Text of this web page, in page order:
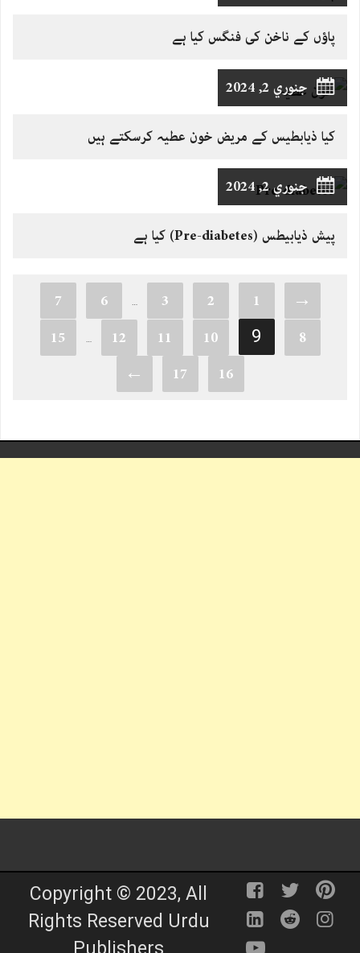
پاؤں کے ناخن کی فنگس کیا ہے
جنوري 2, 2024
کیا ذیابطیس کے مریض خون عطیہ کرسکتے ہیں
جنوري 2, 2024
پیش ذیابیطس (Pre-diabetes) کیا ہے
→
1
2
3
…
6
7
8
9
10
11
12
…
15
16
17
←
Copyright © 2023, All
Rights Reserved Urdu
Publishers